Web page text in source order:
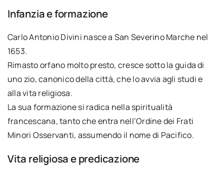
Infanzia e formazione
Carlo Antonio Divini nasce a San Severino Marche nel
1653.
Rimasto orfano molto presto, cresce sotto la guida di
uno zio, canonico della città, che lo avvia agli studi e
alla vita religiosa.
La sua formazione si radica nella spiritualità
francescana, tanto che entra nell’Ordine dei Frati
Minori Osservanti, assumendo il nome di Pacifico.
Vita religiosa e predicazione